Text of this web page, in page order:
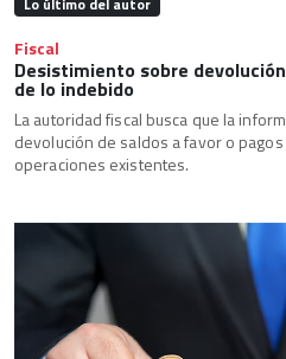
Fiscal
Desistimiento sobre
de lo indebido
La autoridad fiscal busca que la
devolución de saldos a favor o
operaciones existentes.